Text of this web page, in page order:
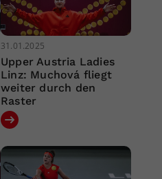
31.01.2025
Upper Austria Ladies
Linz: Muchová fliegt
weiter durch den
Raster